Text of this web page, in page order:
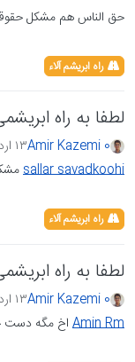
حق الناس هم مشکل حقوقی
راه ابریشم آلاء
لطفا به راه
Amir Kazemi 0۱۳ اردیبهشت ۱۴۰۰،‏ ۷:۴۴
sallar savadkoohi
راه ابریشم آلاء
لطفا به راه
Amir Kazemi 0۱۳ اردیبهشت ۱۴۰۰،‏ ۷:۴۳
Amin Rm اخ مگه دست